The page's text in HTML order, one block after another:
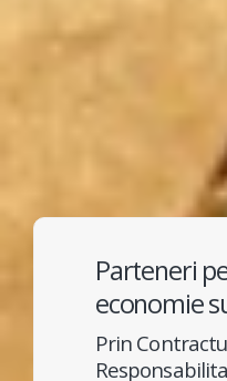
Parteneri
economie
Prin